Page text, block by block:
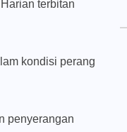
terbitan
kondisi perang
penyerangan